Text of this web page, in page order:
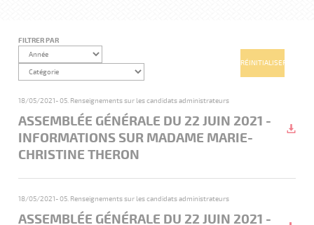
FILTRER PAR
18/05/2021- 05. Renseignements sur les candidats administrateurs
ASSEMBLÉE GÉNÉRALE DU 22 JUIN 2021 -
INFORMATIONS SUR MADAME MARIE-
CHRISTINE THERON
18/05/2021- 05. Renseignements sur les candidats administrateurs
ASSEMBLÉE GÉNÉRALE DU 22 JUIN 2021 -